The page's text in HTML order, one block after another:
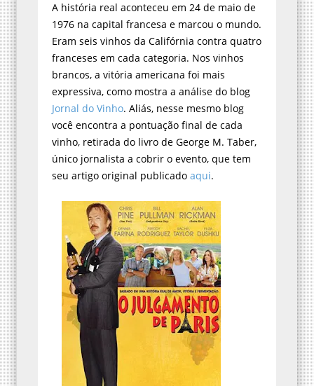
A história real aconteceu em 24 de maio de
1976 na capital francesa e marcou o mundo.
Eram seis vinhos da Califórnia contra quatro
franceses em cada categoria. Nos vinhos
brancos, a vitória americana foi mais
expressiva, como mostra a análise do blog
Jornal do Vinho. Aliás, nesse mesmo blog
você encontra a pontuação final de cada
vinho, retirada do livro de George M. Taber,
único jornalista a cobrir o evento, que tem
seu artigo original publicado aqui.